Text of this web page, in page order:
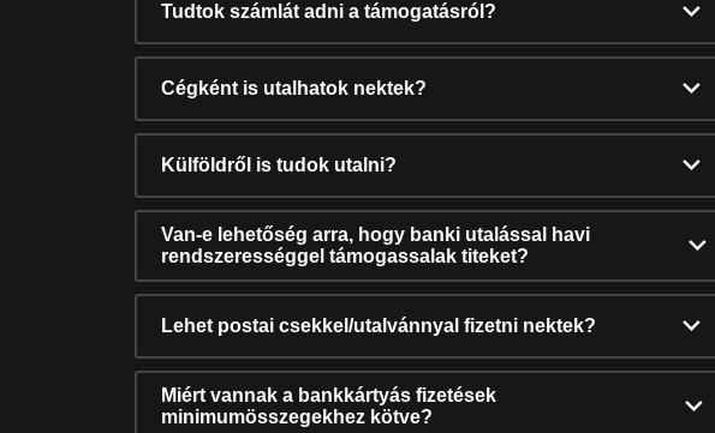
Tudtok számlát adni a támogatásról?
Cégként is utalhatok nektek?
Külföldről is tudok utalni?
Van-e lehetőség arra, hogy banki utalással havi
rendszerességgel támogassalak titeket?
Lehet postai csekkel/utalvánnyal fizetni nektek?
Miért vannak a bankkártyás fizetések
minimumösszegekhez kötve?